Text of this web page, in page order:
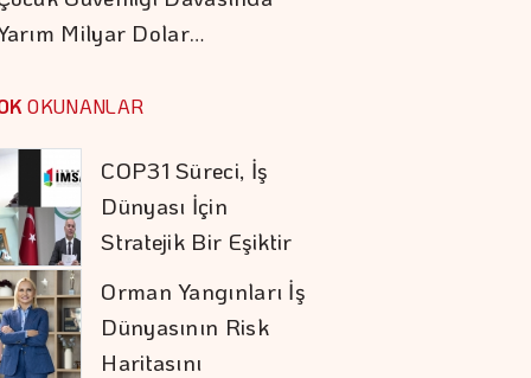
Milyar Dolar…
OKUNANLAR
Otomotiv İhracatı
Milyar Dolar Oldu
COP31 Süreci, İş
Dünyası İçin
Stratejik Bir Eşiktir
Orman Yangınları İş
Dünyasının Risk
Haritasını